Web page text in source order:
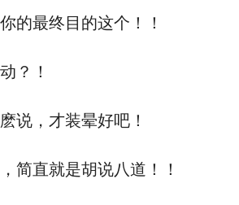
的最终目的这个！！
？！
说，才装晕好吧！
简直就是胡说八道！！